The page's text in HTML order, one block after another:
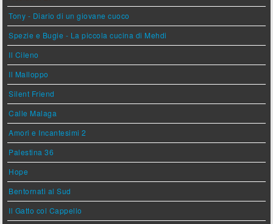
Tony - Diario di un giovane cuoco
Spezie e Bugie - La piccola cucina di Mehdi
Il Cileno
Il Malloppo
Silent Friend
Calle Malaga
Amori e Incantesimi 2
Palestina 36
Hope
Bentornati al Sud
Il Gatto col Cappello